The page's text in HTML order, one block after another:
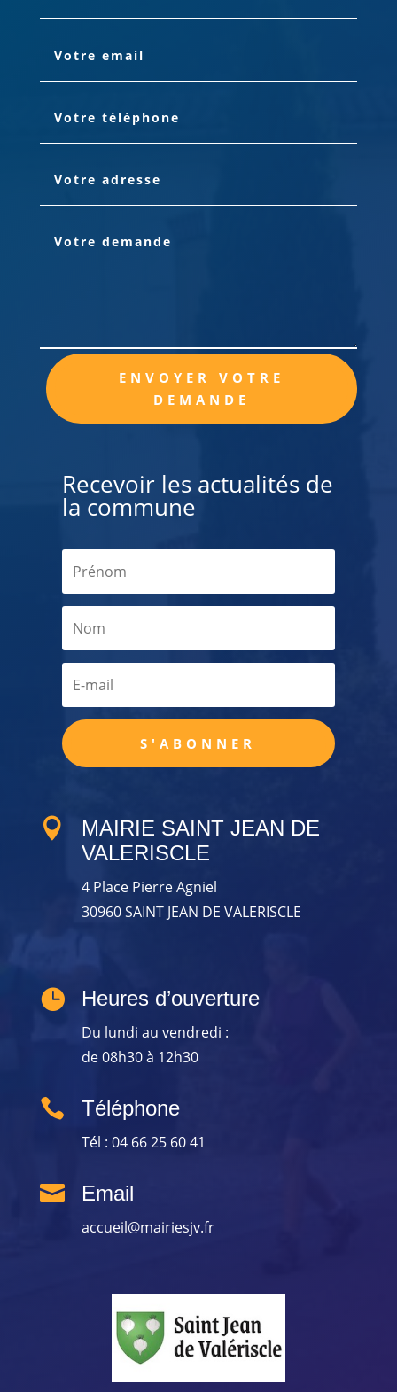
ENVOYER VOTRE
DEMANDE
Alternative:
Recevoir les actualités de
la commune
S'ABONNER

MAIRIE SAINT JEAN DE
VALERISCLE
4 Place Pierre Agniel
30960 SAINT JEAN DE VALERISCLE
 Heures d’ouverture
Du lundi au vendredi :
de 08h30 à 12h30
 Téléphone
Tél : 04 66 25 60 41
 Email
accueil@mairiesjv.fr